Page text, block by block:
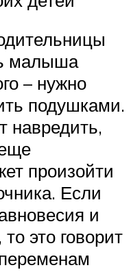
малыша
– нужно
подушками.
навредить,
произойти
Если
и
это говорит